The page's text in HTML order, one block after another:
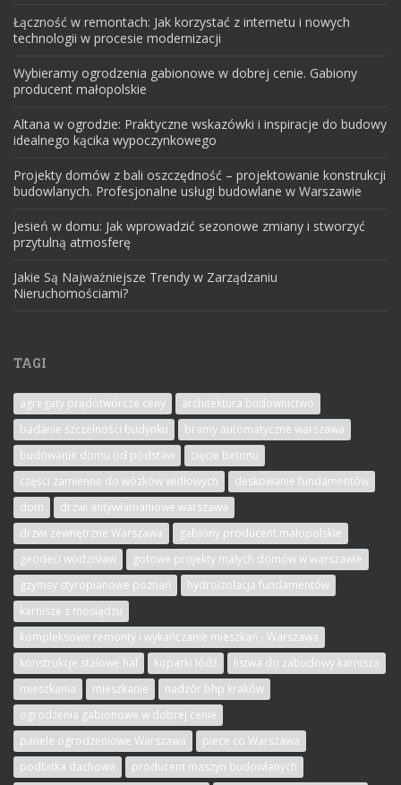
Łączność w remontach: Jak korzystać z internetu i nowych
technologii w procesie modernizacji
Wybieramy ogrodzenia gabionowe w dobrej cenie. Gabiony
producent małopolskie
Altana w ogrodzie: Praktyczne wskazówki i inspiracje do budowy
idealnego kącika wypoczynkowego
Projekty domów z bali oszczędność – projektowanie konstrukcji
budowlanych. Profesjonalne usługi budowlane w Warszawie
Jesień w domu: Jak wprowadzić sezonowe zmiany i stworzyć
przytulną atmosferę
Jakie Są Najważniejsze Trendy w Zarządzaniu
Nieruchomościami?
TAGI
agregaty prądotwórcze ceny
architektura budownictwo
badanie szczelności budynku
bramy automatyczne warszawa
budowanie domu od podstaw
cięcie betonu
części zamienne do wózków widłowych
deskowanie fundamentów
dom
drzwi antywłamaniowe warszawa
drzwi zewnętrzne Warszawa
gabiony producent małopolskie
geodeci wodzisław
gotowe projekty małych domów w warszawie
gzymsy styropianowe poznań
hydroizolacja fundamentów
karnisze z mosiądzu
kompleksowe remonty i wykańczanie mieszkań - Warszawa
konstrukcje stalowe hal
koparki łódź
listwa do zabudowy karnisza
mieszkania
mieszkanie
nadzór bhp kraków
ogrodzenia gabionowe w dobrej cenie
panele ogrodzeniowe Warszawa
piece co Warszawa
podbitka dachowa
producent maszyn budowlanych